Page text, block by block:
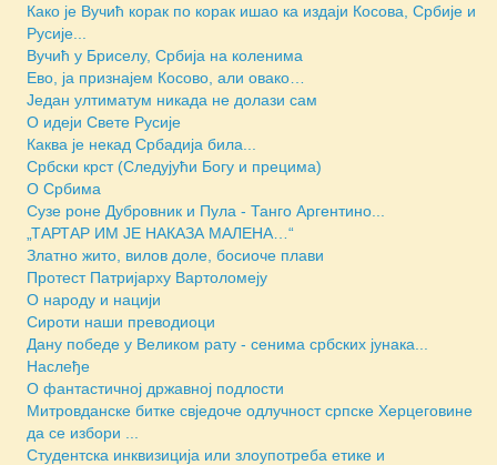
Како је Вучић корак по корак ишао ка издаји Косова, Србије и
Русије...
Вучић у Бриселу, Србија на коленима
Ево, ја признајем Косово, али овако…
Један ултиматум никада не долази сам
О идеји Свете Русије
Каква је некад Србадија била...
Србски крст (Следујући Богу и прецима)
О Србима
Сузе роне Дубровник и Пула - Танго Аргентино...
„ТАРТАР ИМ ЈЕ НАКАЗА МАЛЕНА…“
Златно жито, вилов доле, босиоче плави
Протест Патријарху Вартоломеју
О народу и нацији
Сироти наши преводиоци
Дану победе у Великом рату - сенима србских јунака...
Наслеђе
О фантастичној државној подлости
Митровданске битке свједочe одлучност српске Херцеговине
да се избори ...
Студентска инквизиција или злоупотреба етике и